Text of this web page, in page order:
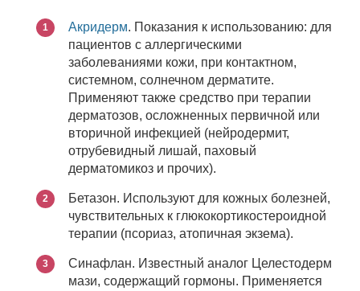
Акридерм. Показания к использованию: для
пациентов с аллергическими
заболеваниями кожи, при контактном,
системном, солнечном дерматите.
Применяют также средство при терапии
дерматозов, осложненных первичной или
вторичной инфекцией (нейродермит,
отрубевидный лишай, паховый
дерматомикоз и прочих).
Бетазон. Используют для кожных болезней,
чувствительных к глюкокортикостероидной
терапии (псориаз, атопичная экзема).
Синафлан. Известный аналог Целестодерм
мази, содержащий гормоны. Применяется